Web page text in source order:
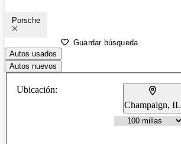
Porsche
Guardar búsqueda
Autos usados
Autos nuevos
Ubicación:
Champaign, IL